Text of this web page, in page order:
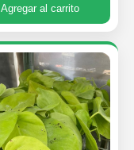
Agregar al carrito